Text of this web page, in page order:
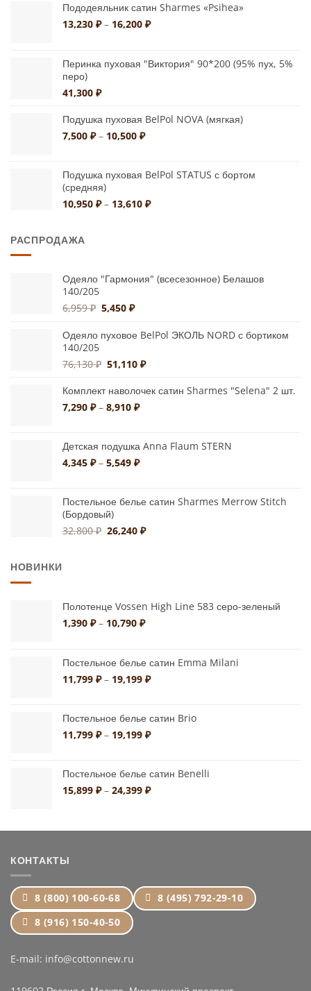
Пододеяльник сатин Sharmes «Psihea»
13,230 ₽ – 16,200 ₽Диапазон
–
Перинка пуховая "Виктория" 90*200 (95% пух, 5%
перо)
41,300 ₽
Подушка пуховая BelPol NOVA (мягкая)
7,500 ₽ – 10,500 ₽Диапазон
–
Подушка пуховая BelPol STATUS с бортом
(средняя)
10,950 ₽ – 13,610 ₽Диапазон
РАСПРОДАЖА
Одеяло "Гармония" (всесезонное) Белашов
140/205
6,959₽ Первоначальная
составляла
5,450₽Текущая
5,450 ₽.
Одеяло пуховое BelPol ЭКОЛЬ NORD с бортиком
140/205
76,130₽ Первоначальная
составляла
76,130 ₽.
51,110₽Текущая
51,110 ₽.
Комплект наволочек сатин Sharmes "Selena" 2 шт.
7,290 ₽ – 8,910 ₽Диапазон
–
8,910 ₽
Детская подушка Anna Flaum STERN
4,345 ₽ – 5,549 ₽Диапазон
–
Постельное белье сатин Sharmes Merrow Stitch
(Бордовый)
32,800₽ Первоначальная
26,240₽Текущая
НОВИНКИ
Полотенце Vossen High Line 583 серо-зеленый
1,390 ₽ – 10,790 ₽Диапазон
–
10,790 ₽
Постельное белье сатин Emma Milani
11,799 ₽ – 19,199 ₽Диапазон
–
19,199 ₽
Постельное белье сатин Brio
11,799 ₽ – 19,199 ₽Диапазон
–
19,199 ₽
Постельное белье сатин Benelli
15,899 ₽ – 24,399 ₽Диапазон
–
КОНТАКТЫ
8 (800) 100-60-68
8 (495) 792-29-10
8 (916) 150-40-50
E-mail: info@cottonnew.ru